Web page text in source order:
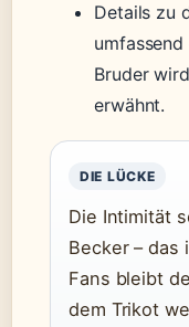
Details zu
Bruder
erwähnt.
DIE LÜCKE
Die Intimität
Becker – das
Fans bleibt
dem Trikot